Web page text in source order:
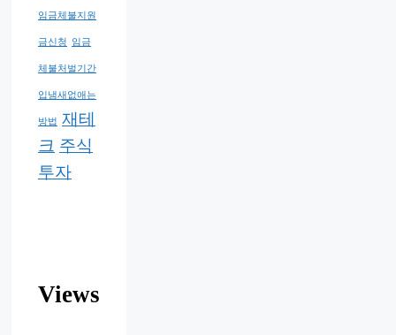
임금체불지원
금신청 임금
체불처벌기간
입냄새없애는
방법 재테
크 주식
투자
Views